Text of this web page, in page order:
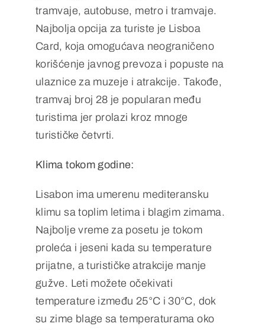
tramvaje, autobuse, metro i tramvaje.
Najbolja opcija za turiste je Lisboa
Card, koja omogućava neograničeno
korišćenje javnog prevoza i popuste na
ulaznice za muzeje i atrakcije. Takođe,
tramvaj broj 28 je popularan među
turistima jer prolazi kroz mnoge
turističke četvrti.
Klima tokom godine:
Lisabon ima umerenu mediteransku
klimu sa toplim letima i blagim zimama.
Najbolje vreme za posetu je tokom
proleća i jeseni kada su temperature
prijatne, a turističke atrakcije manje
gužve. Leti možete očekivati
temperature između 25°C i 30°C, dok
su zime blage sa temperaturama oko